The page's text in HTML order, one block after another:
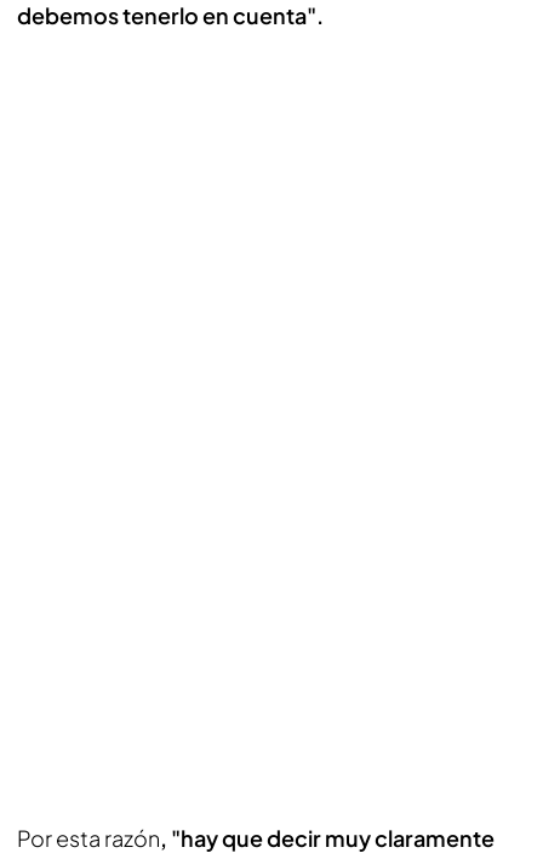
debemos tenerlo en cuenta".
Por esta razón, "hay que decir muy claramente